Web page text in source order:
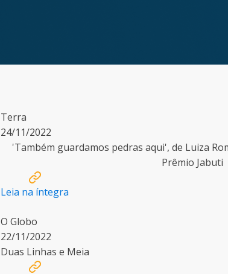
Terra
24/11/2022
'Também guardamos pedras aqui', de Luiza
Prêmio Jabuti
Leia na íntegra
O Globo
22/11/2022
Duas Linhas e Meia